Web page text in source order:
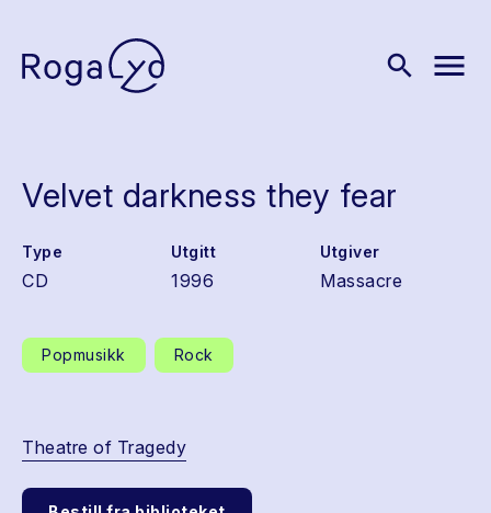
search menu
Velvet darkness they fear
Type
CD
Utgitt
1996
Utgiver
Massacre
Popmusikk Rock
Theatre of Tragedy